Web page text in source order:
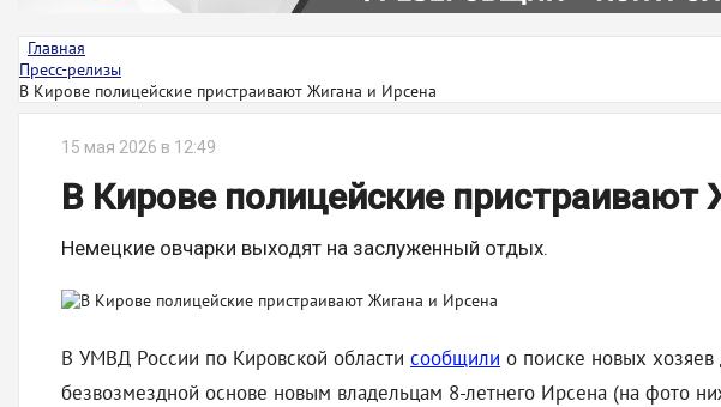
Главная
Пресс-релизы
В Кирове полицейские пристраивают Жигана и Ирсена
15 мая 2026 в 12:49
В Кирове полицейские пристраивают
Немецкие овчарки выходят на заслуженный отдых.
В УМВД России по Кировской области сообщили о поиске новых
безвозмездной основе новым владельцам 8-летнего Ирсена (на фото